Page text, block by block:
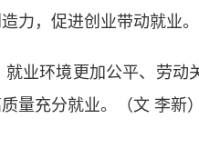
力，促进创业带动就业。
业环境更加公平、劳动
量充分就业。（文 李新）